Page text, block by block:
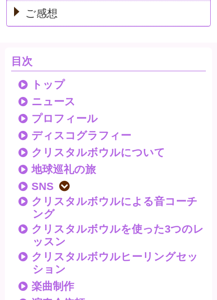
ご感想
目次
トップ
ニュース
プロフィール
ディスコグラフィー
クリスタルボウルについて
地球巡礼の旅
SNS
クリスタルボウルによる音コーチ
ング
クリスタルボウルを使った3つのレ
ッスン
クリスタルボウルヒーリングセッ
ション
楽曲制作